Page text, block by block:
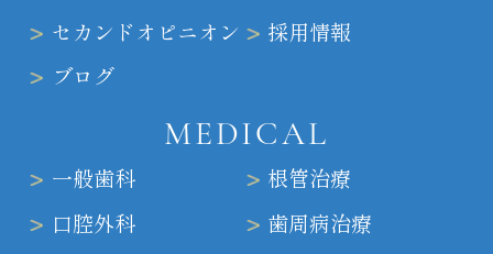
セカンドオピニオン 採用情報
ブログ
MEDICAL
一般歯科 根管治療
口腔外科 歯周病治療